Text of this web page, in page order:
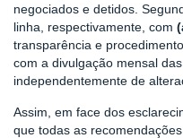
negociados e detidos.
linha, respectivamente, com
transparência e
com a divulgação mensal
independentemente de
Assim, em face dos
que todas as